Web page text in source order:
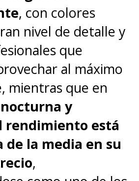
Fit 5 Pro es capaz
entre7 y 10 días de
con una
Incluso para
prefieren tener la
a la vista
modo Always On
sobrevive unos
4 días
, lo que
, con colores
nivel de detalle y
que
al máximo
mientras que en
y
rendimiento está
de la media en su
,